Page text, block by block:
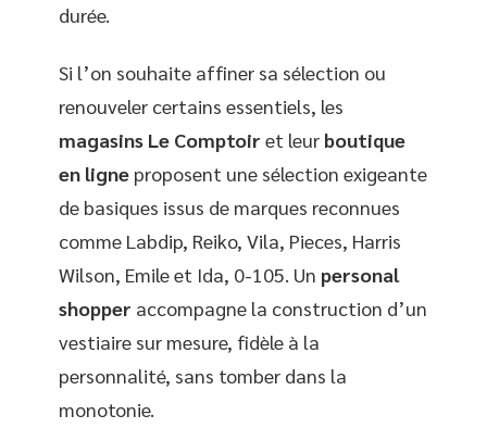
durée.
Si l’on souhaite affiner sa sélection ou
renouveler certains essentiels, les
magasins Le Comptoir et leur boutique
en ligne proposent une sélection exigeante
de basiques issus de marques reconnues
comme Labdip, Reiko, Vila, Pieces, Harris
Wilson, Emile et Ida, 0-105. Un personal
shopper accompagne la construction d’un
vestiaire sur mesure, fidèle à la
personnalité, sans tomber dans la
monotonie.